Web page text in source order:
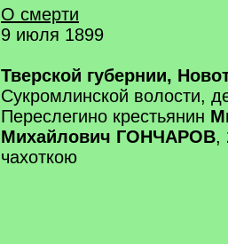
О смерти
9 июля 1899
Тверской губернии,
Сукромлинской волости,
Переслегино крестьянин
Михайлович ГОНЧАРОВ,
чахоткою